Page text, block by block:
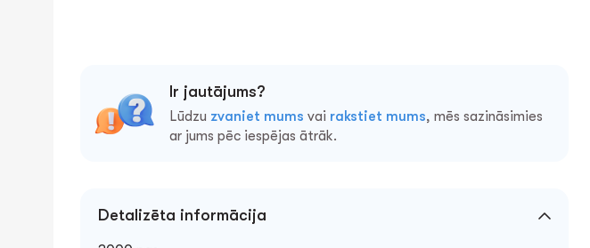
Ir jautājums?
Lūdzu zvaniet mums vai rakstiet mums, mēs sazināsimies
ar jums pēc iespējas ātrāk.
Detalizēta informācija